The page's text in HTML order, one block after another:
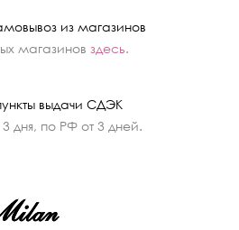
из магазинов
магазинов здесь.
выдачи СДЭК
дня, по РФ от 3 дней.